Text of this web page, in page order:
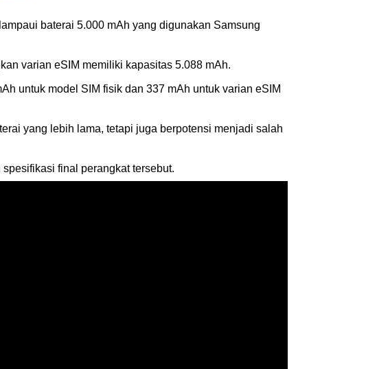
baterai 5.000 mAh yang digunakan Samsung
varian eSIM memiliki kapasitas 5.088 mAh.
untuk model SIM fisik dan 337 mAh untuk varian eSIM
yang lebih lama, tetapi juga berpotensi menjadi salah
final perangkat tersebut.